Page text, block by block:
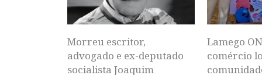
Morreu escritor,
advogado e ex-deputado
socialista Joaquim
Lamego
comércio